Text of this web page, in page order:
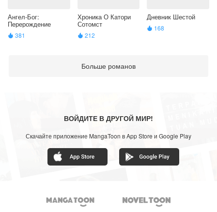
Ангел-Бог:
Перерождение
 381
Хроника О Катори
Сотомст
 212
Дневник Шестой
 168
Больше романов
ВОЙДИТЕ В ДРУГОЙ МИР!
Скачайте приложение MangaToon в App Store и Google Play
 